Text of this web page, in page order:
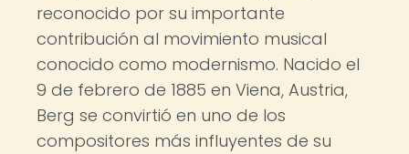
reconocido por su importante
contribución al movimiento musical
conocido como modernismo. Nacido el
9 de febrero de 1885 en Viena, Austria,
Berg se convirtió en uno de los
compositores más influyentes de su